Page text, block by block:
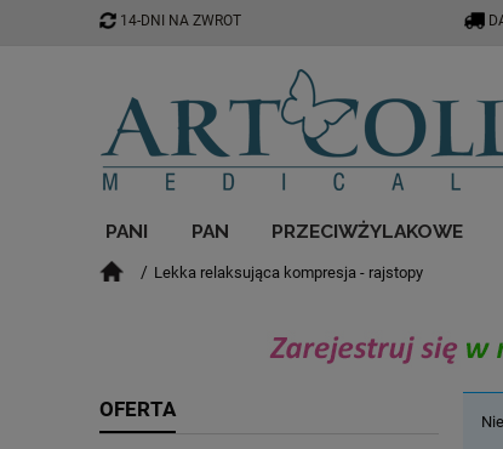
PANI PAN PRZECIWŻYLAKOWE
NIETRZYMANIE MOCZU - INKONTYNENCJA
Lekka relaksująca kompresja - rajstopy
14-DNI NA ZWROT
OFERTA